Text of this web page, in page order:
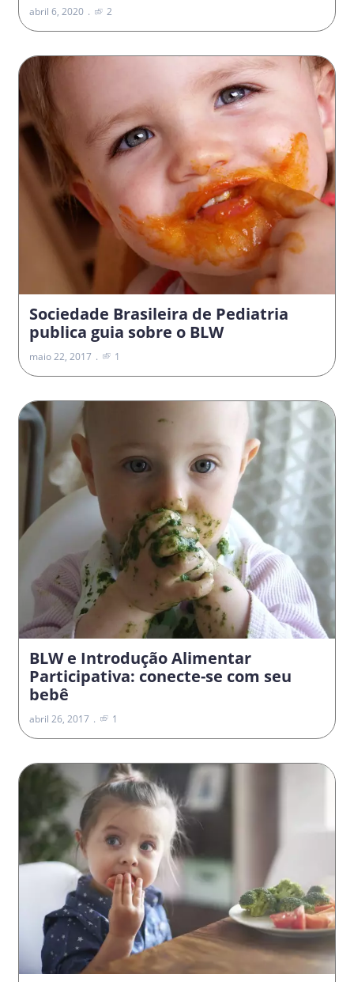
abril 6, 2020 2
Sociedade Brasileira de Pediatria
publica guia sobre o BLW
maio 22, 2017 1
BLW e Introdução Alimentar
Participativa: conecte-se com seu
bebê
abril 26, 2017 1